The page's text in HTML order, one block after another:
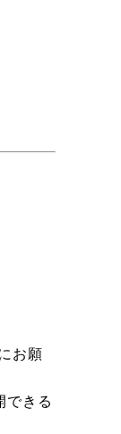
お願
できる